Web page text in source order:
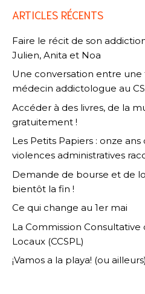
ARTICLES RÉCENTS
Faire le récit de son
Julien, Anita et Noa
Une conversation entre
médecin addictologue au
Accéder à des livres, de la
gratuitement !
Les Petits Papiers : onze
violences administratives
Demande de bourse et de
bientôt la fin !
Ce qui change au 1er mai
La Commission Consultative
Locaux (CCSPL)
¡Vamos a la playa! (ou ailleurs)